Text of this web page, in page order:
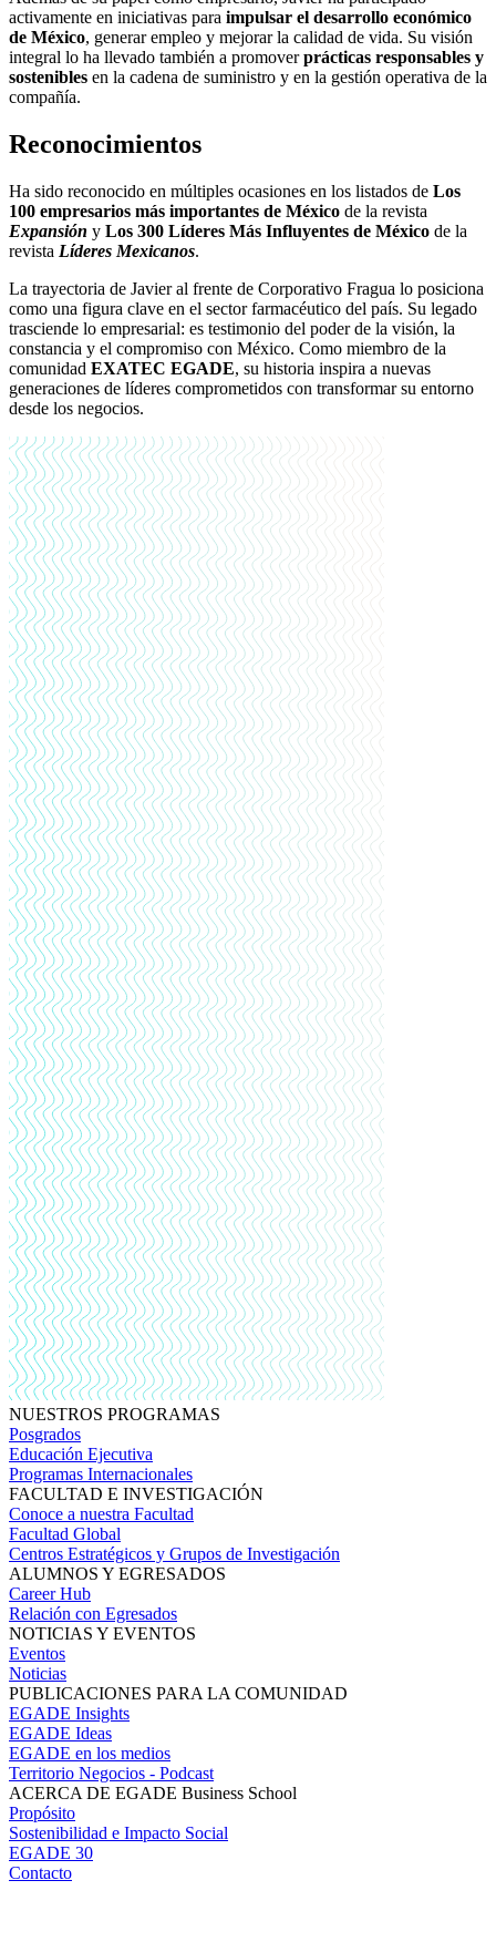
activamente en iniciativas para impulsar el desarrollo económico
de México, generar empleo y mejorar la calidad de vida. Su visión
integral lo ha llevado también a promoverprácticas responsables y
sostenibles en la cadena de suministro y en la gestión operativa de la
compañía.
Reconocimientos
Ha sido reconocido en múltiples ocasiones en los listados de Los
100 empresarios más importantes de México de la revista
Expansión y Los 300 Líderes Más Influyentes de México de la
revista Líderes Mexicanos.
La trayectoria de Javier al frente de Corporativo Fragua lo posiciona
como una figura clave en el sector farmacéutico del país. Su legado
trasciende lo empresarial: es testimonio del poder de la visión, la
constancia y el compromiso con México. Como miembro de la
comunidad EXATEC EGADE, su historia inspira a nuevas
generaciones de líderes comprometidos con transformar su entorno
desde los negocios.
NUESTROS PROGRAMAS
Posgrados
Educación Ejecutiva
Programas Internacionales
FACULTAD E INVESTIGACIÓN
Conoce a nuestra Facultad
Facultad Global
Centros Estratégicos y Grupos de Investigación
ALUMNOS Y EGRESADOS
Career Hub
Relación con Egresados
NOTICIAS Y EVENTOS
Eventos
Noticias
PUBLICACIONES PARA LA COMUNIDAD
EGADE Insights
EGADE Ideas
EGADE en los medios
Territorio Negocios - Podcast
ACERCA DE EGADE Business School
Propósito
Sostenibilidad e Impacto Social
EGADE 30
Contacto